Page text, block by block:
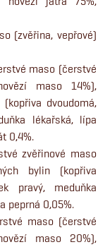
(zvěřina, vepřové)
maso (čerstvé
maso 14%),
dvoudomá,
lékařská, lípa
0,4%.
zvěřinové maso
bylin (kopřiva
pravý, meduňka
peprná 0,05%.
maso (čerstvé
maso 20%),